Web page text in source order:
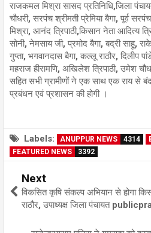
राजकमल मिश्रा सासद प्रतिनिधि,जिला
चौधरी, सरपंच श्रीमती प्रेमिया बैगा, पूर्व
मिश्रा, आनंद त्रिपाठी,किसान नेता आदित्य
सोनी, नेमसाय जी, प्रमोद बैगा, बद्री साहू,
गुप्ता, भगवानदास बैगा, कल्लू राठौर, दिलीप
महराज हीरामणि, अखिलेश त्रिपाठी, उमेश
सहित सभी ग्रामीणों ने एक साथ एक राय से
प्रबंधन एवं प्रशासन की होगी ।
Labels: ANUPPUR NEWS 4314
FEATURED NEWS
3392
Next
विकसित कृषि संकल्प अभियान से होगा
राठौर, उपाध्यक्ष जिला पंचायत